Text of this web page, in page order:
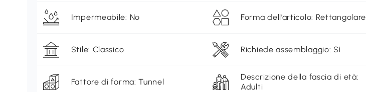
Impermeabile: No Forma dell’articolo: Rettangolare
Stile: Classico Richiede assemblaggio: Sì
Fattore di forma: Tunnel
Descrizione della fascia di età:
Adulti